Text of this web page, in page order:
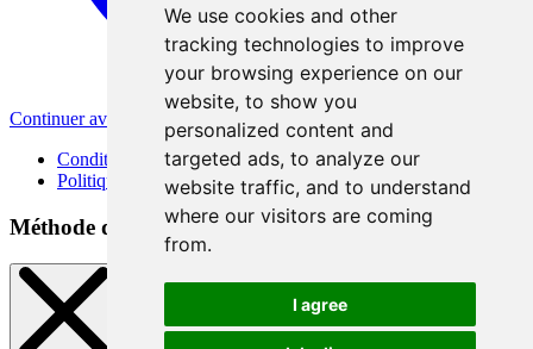
We use cookies and other
tracking technologies to improve
your browsing experience on our
website, to show you
personalized content and
targeted ads, to analyze our
website traffic, and to understand
where our visitors are coming
from.
I agree
Continuer avec Apple
Conditions d'utilisation
Politique de confidentialité
Méthode d'inscription